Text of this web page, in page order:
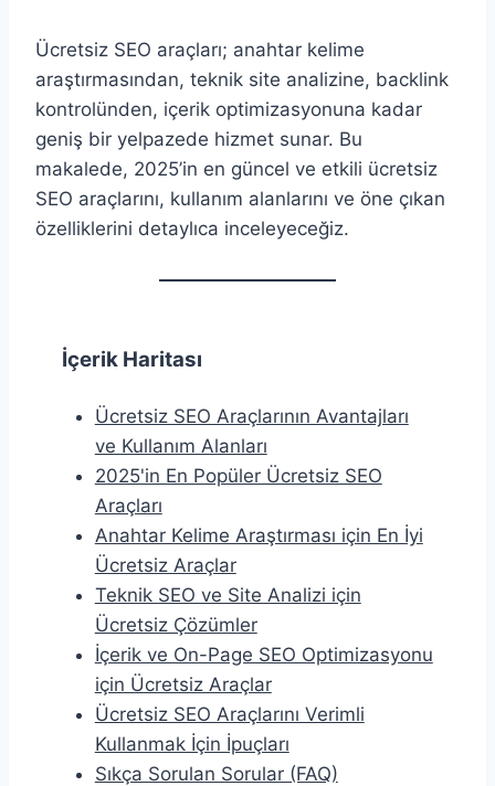
Ücretsiz SEO araçları; anahtar kelime
araştırmasından, teknik site analizine, backlink
kontrolünden, içerik optimizasyonuna kadar
geniş bir yelpazede hizmet sunar. Bu
makalede, 2025’in en güncel ve etkili ücretsiz
SEO araçlarını, kullanım alanlarını ve öne çıkan
özelliklerini detaylıca inceleyeceğiz.
İçerik Haritası
Ücretsiz SEO Araçlarının Avantajları
ve Kullanım Alanları
2025'in En Popüler Ücretsiz SEO
Araçları
Anahtar Kelime Araştırması için En İyi
Ücretsiz Araçlar
Teknik SEO ve Site Analizi için
Ücretsiz Çözümler
İçerik ve On-Page SEO Optimizasyonu
için Ücretsiz Araçlar
Ücretsiz SEO Araçlarını Verimli
Kullanmak İçin İpuçları
Sıkça Sorulan Sorular (FAQ)